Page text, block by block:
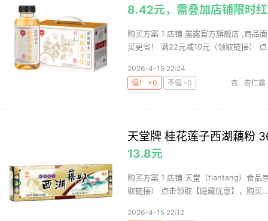
8.42元，需叠加店铺限时
购买方案 1 店铺 露露官方旗舰店 ,商品
买更省！ 满22元减10元（领取链接）
2026-4-15 22:24
值！ +0
不值 -0 杏 杏仁露
天堂牌 桂花莲子西湖藕粉
13.8元
购买方案 1 店铺 天堂（tiantang）食品
取链接） 点击领取【隐藏优惠】，购买
2026-4-15 22:12